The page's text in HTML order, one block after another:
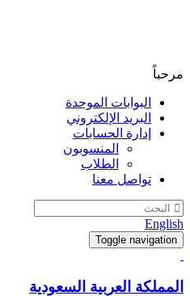
مرحباً
البوابات الموحدة
البريد الإلكتروني
إدارة الحسابات
المنسوبون
الطلاب
تواصل معنا
English
Toggle navigation
المملكة العربية السعودية